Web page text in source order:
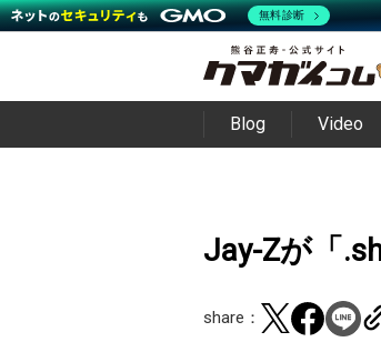
Blog Video
Jay-Zが「
share：
無料診断